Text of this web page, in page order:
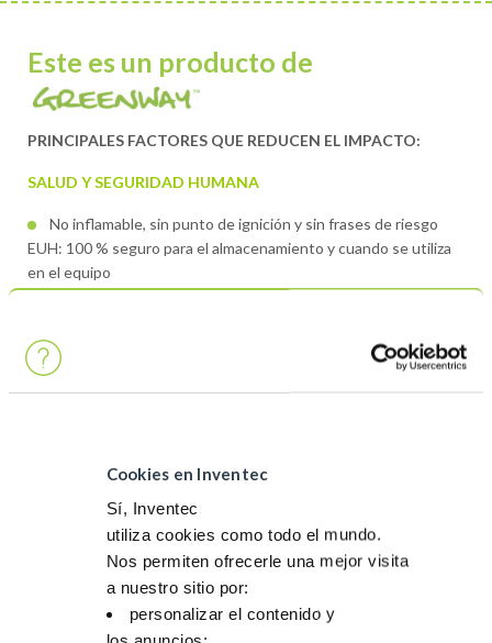
Cookies en Inventec
Sí, Inventec
utiliza cookies como todo el mundo.
Nos permiten ofrecerle una mejor visita
a nuestro sitio por:
personalizar el contenido y
los anuncios;
Este es un producto de
PRINCIPALES FACTORES QUE REDUCEN EL IMPACTO:
SALUD Y SEGURIDAD HUMANA
No inflamable, sin punto de ignición y sin frases de riesgo
EUH: 100 % seguro para el almacenamiento y cuando se utiliza
en el equipo
PROTECCIÓN DEL MEDIOAMBIENTE Y AHORRO DE
RECURSOS
Fabricado parcialmente con materias primas renovables
Descubra más sobre Greenway